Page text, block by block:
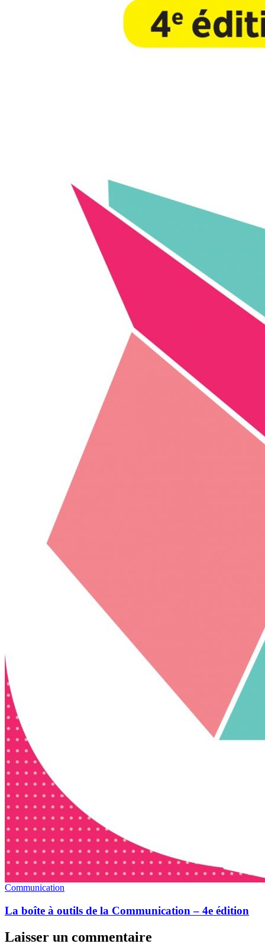
Communication
La boîte à outils de la Communication – 4e édition
Laisser un commentaire